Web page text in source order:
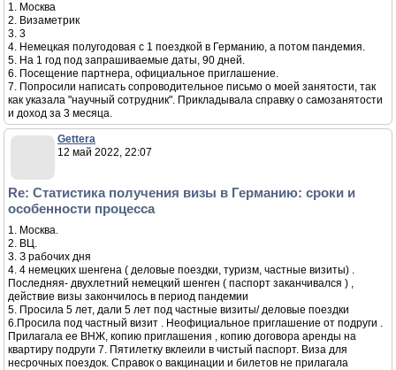
1. Москва
2. Визаметрик
3. 3
4. Немецкая полугодовая с 1 поездкой в Германию, а потом пандемия.
5. На 1 год под запрашиваемые даты, 90 дней.
6. Посещение партнера, официальное приглашение.
7. Попросили написать сопроводительное письмо о моей занятости, так
как указала "научный сотрудник". Прикладывала справку о самозанятости
и доход за 3 месяца.
Gettera
12 май 2022, 22:07
Re: Статистика получения визы в Германию: сроки и
особенности процесса
1. Москва.
2. ВЦ.
3. З рабочих дня
4. 4 немецких шенгена ( деловые поездки, туризм, частные визиты) .
Последняя- двухлетний немецкий шенген ( паспорт заканчивался ) ,
действие визы закончилось в период пандемии
5. Просила 5 лет, дали 5 лет под частные визиты/ деловые поездки
6.Просила под частный визит . Неофициальное приглашение от подруги .
Прилагала ее ВНЖ, копию приглашения , копию договора аренды на
квартиру подруги 7. Пятилетку вклеили в чистый паспорт. Виза для
несрочных поездок. Справок о вакцинации и билетов не прилагала